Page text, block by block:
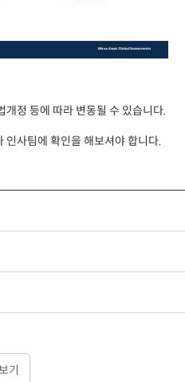
정 등에 따라 변동될 수 있습니다.
사팀에 확인을 해보셔야 합니다.
기